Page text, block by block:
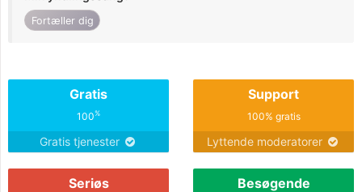
Fortæller dig
Gratis
100%
Gratis tjenester
Support
100% gratis
Lyttende moderatorer
Seriøs Besøgende